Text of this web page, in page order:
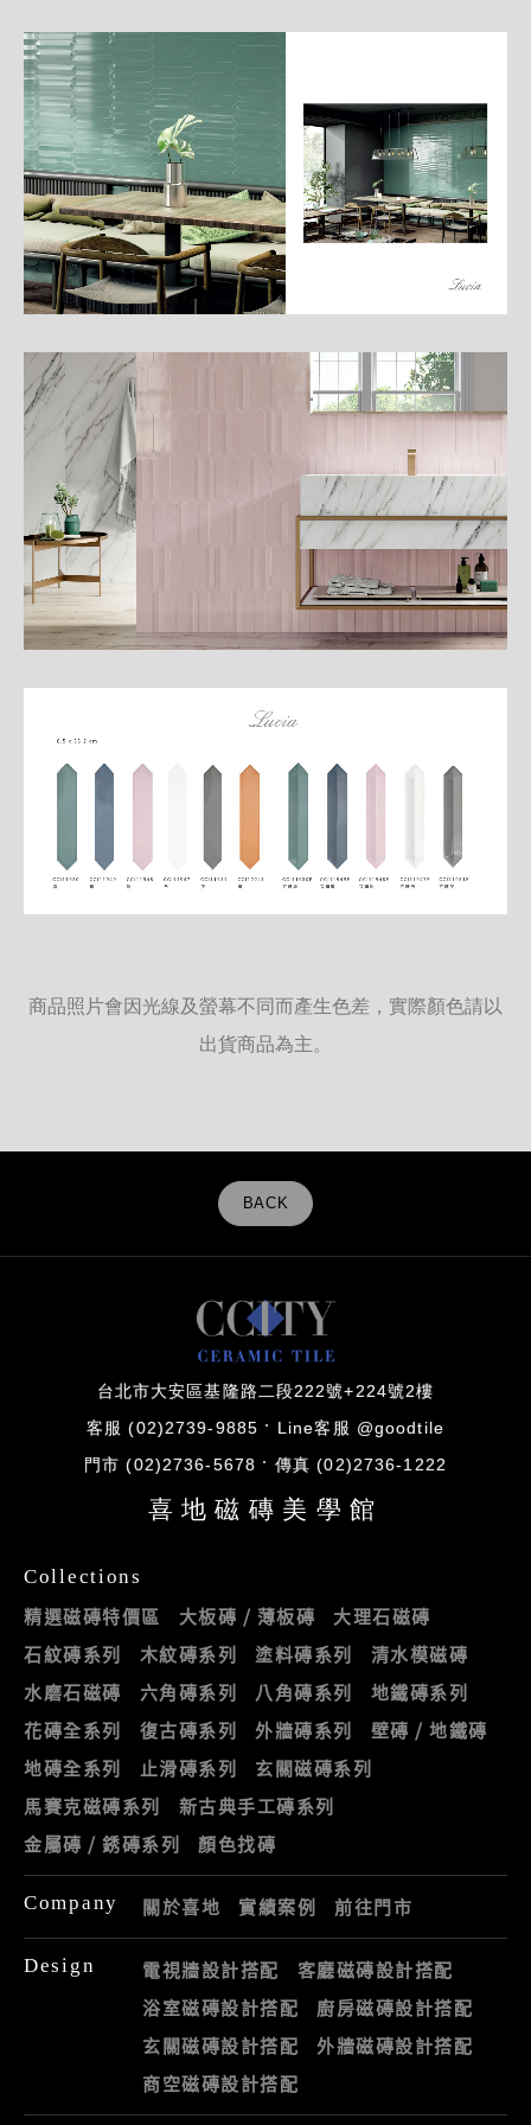
商品照片會因光線及螢幕不同而產生色差，實際顏色請以
出貨商品為主。
BACK
台北市大安區基隆路二段222號+224號2樓
客服 (02)2739-9885 Line客服 @goodtile
門市 (02)2736-5678 傳真 (02)2736-1222
喜地磁磚美學館
Collections
精選磁磚特價區 大板磚 / 薄板磚
大理石磁磚
石紋磚系列
木紋磚系列 塗料磚系列
清水模磁磚
水磨石磁磚
六角磚系列 八角磚系列
地鐵磚系列
花磚全系列
復古磚系列 外牆磚系列
壁磚 / 地鐵磚
地磚全系列
止滑磚系列
玄關磁磚系列
馬賽克磁磚系列
新古典手工磚系列
金屬磚 / 銹磚系列
顏色找磚
Company 關於喜地 實績案例 前往門市
Design 電視牆設計搭配
客廳磁磚設計搭配
浴室磁磚設計搭配
廚房磁磚設計搭配
玄關磁磚設計搭配
外牆磁磚設計搭配
商空磁磚設計搭配